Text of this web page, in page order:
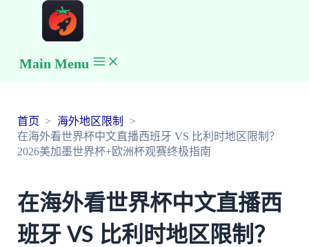
Main Menu
首页
海外地区限制
在海外看世界杯中文直播西班牙 VS 比利时地区限制？
2026美加墨世界杯+欧洲杯观赛终极指南
在海外看世界杯中文直播西
班牙 VS 比利时地区限制？